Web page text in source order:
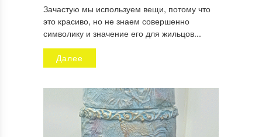
Зачастую мы используем вещи, потому что
это красиво, но не знаем совершенно
символику и значение его для жильцов...
Далее